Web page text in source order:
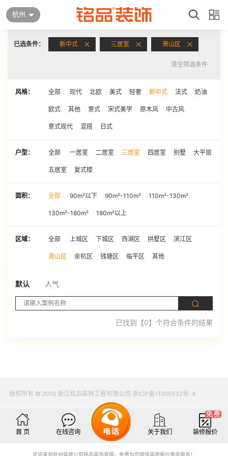
杭州
已选条件： 新中式 三居室 萧山区
清空筛选条件
风格： 全部 现代 北欧 美式 轻奢 新中式 法式 奶油
欧式 其他 意式 宋式美学 原木风 中古风
意式现代 混搭 日式
户型： 全部 一居室 二居室 三居室 四居室 别墅 大平层
五居室 复式楼
面积： 全部 90m²以下 90m²-110m² 110m²-130m²
130m²-180m² 180m²以上
区域： 全部 上城区 下城区 西湖区 拱墅区 滨江区
萧山区 余杭区 钱塘区 临平区 其他
默认 人气
已找到【0】个符合条件的结果
版权所有 © 2016 浙江铭品装饰工程有限公司 浙ICP备11005532号-4
首 页 在线咨询 关于我们 装修报价
欢迎来到杭州装修公司铭品装饰官网，免费为您提供装修报价量房服务！